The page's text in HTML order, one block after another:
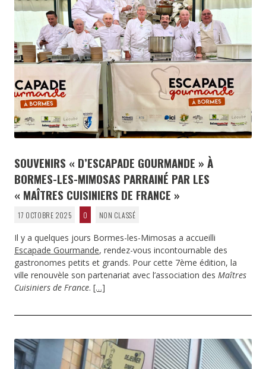
SOUVENIRS « D’ESCAPADE GOURMANDE » À
BORMES-LES-MIMOSAS PARRAINÉ PAR LES
« MAÎTRES CUISINIERS DE FRANCE »
17 OCTOBRE 2025 0 NON CLASSÉ
Il y a quelques jours Bormes-les-Mimosas a accueilli
Escapade Gourmande, rendez-vous incontournable des
gastronomes petits et grands. Pour cette 7ème édition, la
ville renouvèle son partenariat avec l’association des Maîtres
Cuisiniers de France. […]